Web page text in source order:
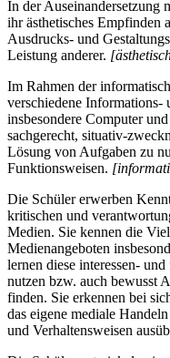
In der
ihr ästhetisches Empfinden
Ausdrucks- und
Leistung anderer.
Im Rahmen der
verschiedene Informations-
insbesondere Computer
sachgerecht, situativ-
Lösung von Aufgaben zu
Funktionsweisen.
Die Schüler erwerben
kritischen und
Medien. Sie kennen die
Medienangeboten
lernen diese interessen-
nutzen bzw. auch bewusst
finden. Sie erkennen bei
das eigene mediale
und Verhaltensweisen